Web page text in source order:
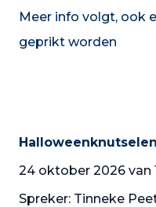
Meer info volgt, ook
geprikt worden
24 oktober 2026 van
Spreker: Tinneke